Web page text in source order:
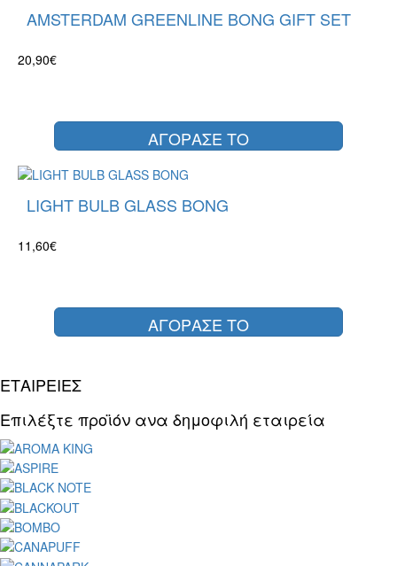
AMSTERDAM GREENLINE BONG GIFT SET
20,90€
ΑΓΟΡΑΣΕ ΤΟ
LIGHT BULB GLASS BONG
11,60€
ΑΓΟΡΑΣΕ ΤΟ
ΕΤΑΙΡΕΙΕΣ
Επιλέξτε προϊόν ανα δημοφιλή εταιρεία